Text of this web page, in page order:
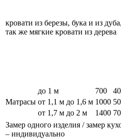
кровати из березы, бука и из
так же мягкие кровати из дерева
Матрасы
до 1 м 700
от 1,1 м до 1,6 м 1000
от 1,7 м до 2 м
1400
Замер одного изделия / замер
– индивидуально